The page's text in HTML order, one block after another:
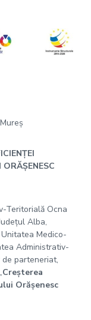
Teritorială Ocna
Alba,
Medico-
Administrativ-
parteneriat,
Creșterea
Orășenesc